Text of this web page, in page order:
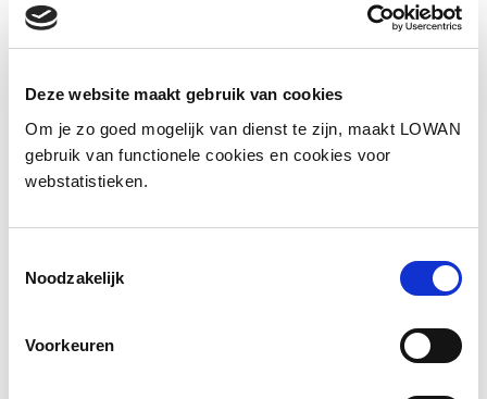
Deze website maakt gebruik van cookies
Om je zo goed mogelijk van dienst te zijn, maakt LOWAN
gebruik van functionele cookies en cookies voor
webstatistieken.
Noodzakelijk
Voorkeuren
Behoefte doelgroep
een zeer relevante vraag bij het tot stand
komen van een visie. Het is krachtig om een
meerjarige visie te maken. Welk aanbod
hebben de leerlingen nodig in de eerste